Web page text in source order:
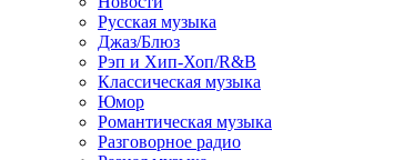
Русская музыка
Джаз/Блюз
Рэп и Хип-Хоп/R&B
Классическая музыка
Юмор
Романтическая музыка
Разговорное радио